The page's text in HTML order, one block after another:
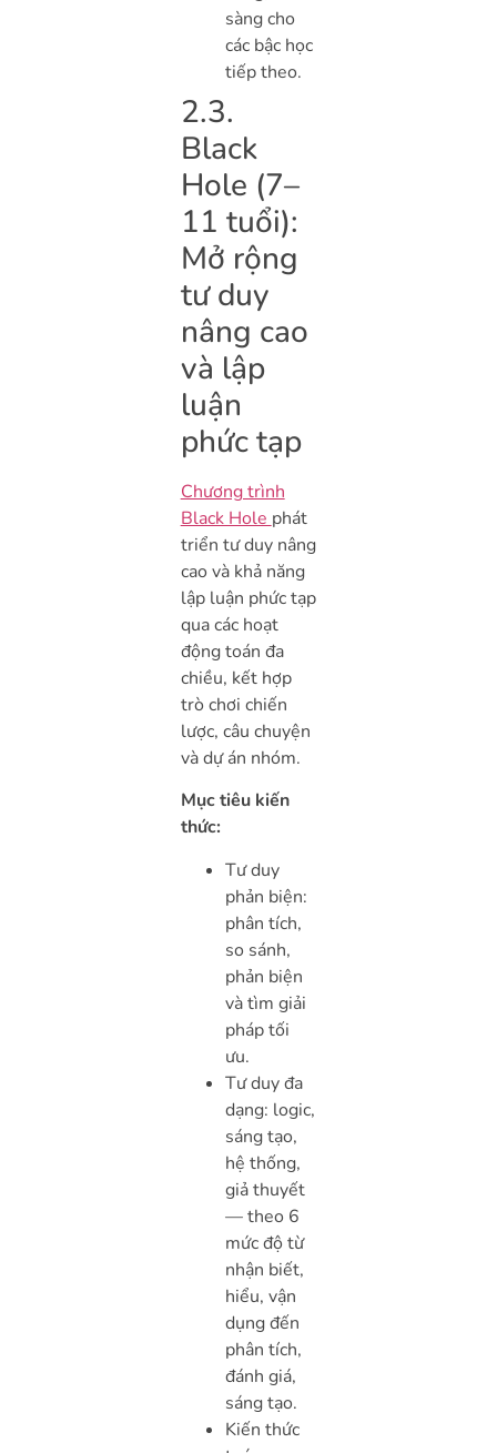
sàng cho
các bậc học
tiếp theo.
2.3.
Black
Hole (7–
11 tuổi):
Mở rộng
tư duy
nâng cao
và lập
luận
phức tạp
Chương trình
Black Hole phát
triển tư duy nâng
cao và khả năng
lập luận phức tạp
qua các hoạt
động toán đa
chiều, kết hợp
trò chơi chiến
lược, câu chuyện
và dự án nhóm.
Mục tiêu kiến
thức:
Tư duy
phản biện:
phân tích,
so sánh,
phản biện
và tìm giải
pháp tối
ưu.
Tư duy đa
dạng: logic,
sáng tạo,
hệ thống,
giả thuyết
— theo 6
mức độ từ
nhận biết,
hiểu, vận
dụng đến
phân tích,
đánh giá,
sáng tạo.
Kiến thức